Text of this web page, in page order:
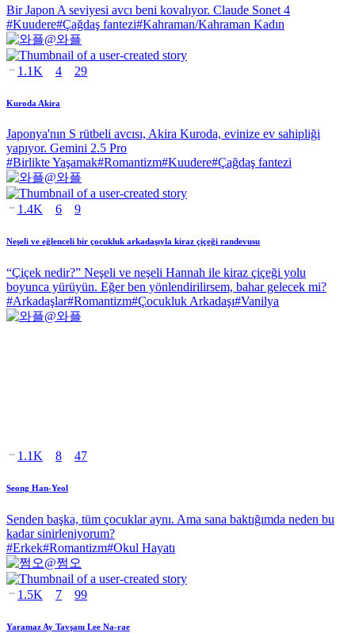
Bir Japon A seviyesi avcı beni kovalıyor. Claude Sonet 4
#Kuudere#Çağdaş fantezi#Kahraman/Kahraman Kadın
@와플
1.1K 4 29
Kuroda Akira
Japonya'nın S rütbeli avcısı, Akira Kuroda, evinize ev sahipliği
yapıyor. Gemini 2.5 Pro
#Birlikte Yaşamak#Romantizm#Kuudere#Çağdaş fantezi
@와플
1.4K 6 9
Neşeli ve eğlenceli bir çocukluk arkadaşıyla kiraz çiçeği randevusu
“Çiçek nedir?” Neşeli ve neşeli Hannah ile kiraz çiçeği yolu
boyunca yürüyün. Eğer ben yönlendirilirsem, bahar gelecek mi?
#Arkadaşlar#Romantizm#Çocukluk Arkadaşı#Vanilya
@와플
1.1K 8 47
Seong Han-Yeol
Senden başka, tüm çocuklar aynı. Ama sana baktığımda neden bu
kadar sinirleniyorum?
#Erkek#Romantizm#Okul Hayatı
@쩜오
1.5K 7 99
Yaramaz Ay Tavşanı Lee Na-rae